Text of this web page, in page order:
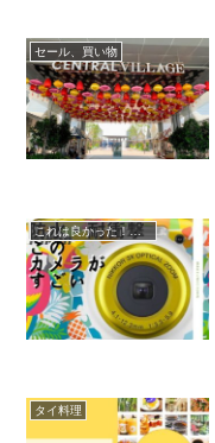
セール、買い物
これは良かった！を叫びたい
タイ料理